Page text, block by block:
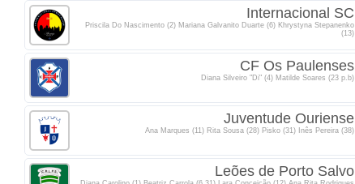
Internacional SC
Priscila Do Nascimento (2) Mariana Galvanito Duarte (6) Khrystyna Stepanenko
(13)
CF Os Paulenses
Diana Silveiro "Di" (4) Matilde Soares (23 p.b)
Juventude Ouriense
Ana Marques (11) Rita Sousa (28) Pisko (31) Inês Pereira (38)
Leões de Porto Salvo